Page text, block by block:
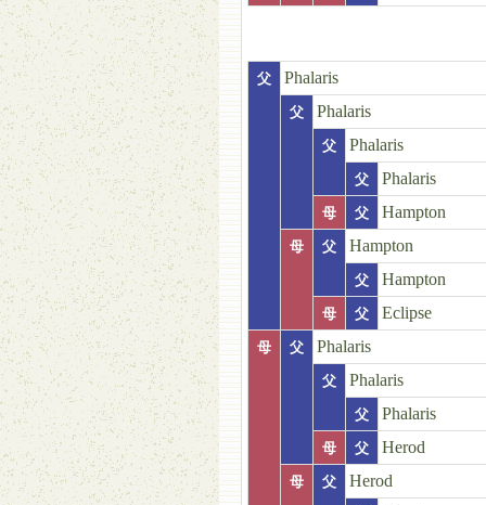
父 Phalaris
父 Phalaris
父 Phalaris
父 Phalaris
母 父 Hampton
母 父 Hampton
父 Hampton
母 父 Eclipse
母 父 Phalaris
父 Phalaris
父 Phalaris
母 父 Herod
母 父 Herod